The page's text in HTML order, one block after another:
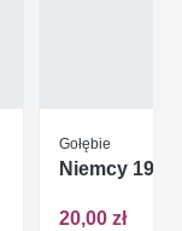
Gołębie
Niemcy 1956
20,00 zł